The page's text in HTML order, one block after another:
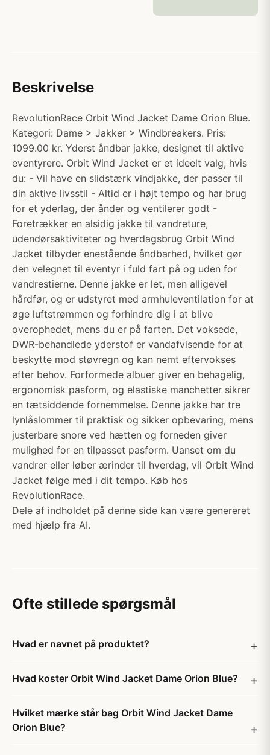
Beskrivelse
RevolutionRace Orbit Wind Jacket Dame Orion Blue.
Kategori: Dame > Jakker > Windbreakers. Pris:
1099.00 kr. Yderst åndbar jakke, designet til aktive
eventyrere. Orbit Wind Jacket er et ideelt valg, hvis
du: - Vil have en slidstærk vindjakke, der passer til
din aktive livsstil - Altid er i højt tempo og har brug
for et yderlag, der ånder og ventilerer godt -
Foretrækker en alsidig jakke til vandreture,
udendørsaktiviteter og hverdagsbrug Orbit Wind
Jacket tilbyder enestående åndbarhed, hvilket gør
den velegnet til eventyr i fuld fart på og uden for
vandrestierne. Denne jakke er let, men alligevel
hårdfør, og er udstyret med armhuleventilation for at
øge luftstrømmen og forhindre dig i at blive
overophedet, mens du er på farten. Det voksede,
DWR-behandlede yderstof er vandafvisende for at
beskytte mod støvregn og kan nemt eftervokses
efter behov. Forformede albuer giver en behagelig,
ergonomisk pasform, og elastiske manchetter sikrer
en tætsiddende fornemmelse. Denne jakke har tre
lynlåslommer til praktisk og sikker opbevaring, mens
justerbare snore ved hætten og forneden giver
mulighed for en tilpasset pasform. Uanset om du
vandrer eller løber ærinder til hverdag, vil Orbit Wind
Jacket følge med i dit tempo. Køb hos
RevolutionRace.
Dele af indholdet på denne side kan være genereret
med hjælp fra AI.
Ofte stillede spørgsmål
Hvad er navnet på produktet?
Hvad koster Orbit Wind Jacket Dame Orion Blue?
Hvilket mærke står bag Orbit Wind Jacket Dame
Orion Blue?